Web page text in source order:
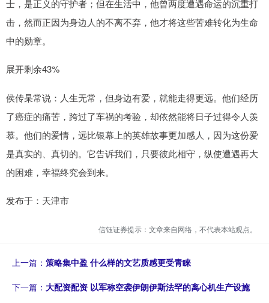
士，是正义的守护者；但在生活中，他曾两度遭遇命运的沉重打
击，然而正因为身边人的不离不弃，他才将这些苦难转化为生命
中的勋章。
展开剩余43%
侯传杲常说：人生无常，但身边有爱，就能走得更远。他们经历
了癌症的痛苦，跨过了车祸的考验，却依然能将日子过得令人羡
慕。他们的爱情，远比银幕上的英雄故事更加感人，因为这份爱
是真实的、真切的。它告诉我们，只要彼此相守，纵使遭遇再大
的困难，幸福终究会到来。
发布于：天津市
信钰证券提示：文章来自网络，不代表本站观点。
上一篇： 策略集中盈 什么样的文艺质感更受青睐
下一篇： 大配资配资 以军称空袭伊朗伊斯法罕的离心机生产设施